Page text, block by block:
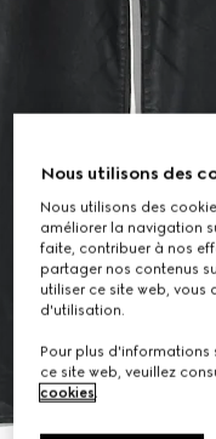
Nous utilisons des
Nous utilisons des
améliorer la navigation
faite, contribuer à nos
partager nos contenus
utiliser ce site web, vous
d'utilisation.
Pour plus d'informations
ce site web, veuillez
cookies.